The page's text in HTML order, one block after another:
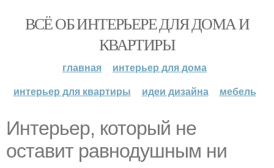
ВСЁ ОБ ИНТЕРЬЕРЕ ДЛЯ ДОМА И
КВАРТИРЫ
главная
интерьер для дома
интерьер для квартиры
идеи дизайна мебель
Интерьер, который не
оставит равнодушным ни